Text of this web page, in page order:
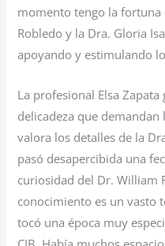
momento tengo la fortuna
Robledo y la Dra. Gloria
apoyando y estimulando
La profesional Elsa
delicadeza que demandan
valora los detalles de la
pasó desapercibida una
curiosidad del Dr. William
conocimiento es un vasto
tocó una época muy